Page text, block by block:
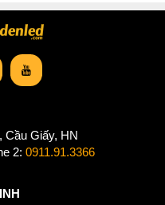
Cầu Giấy, HN
2: 0911.91.3366